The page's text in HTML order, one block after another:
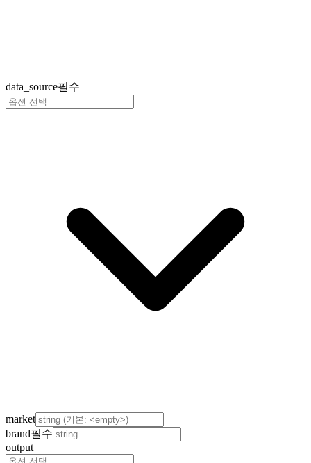
data_source필수
market
brand필수
output